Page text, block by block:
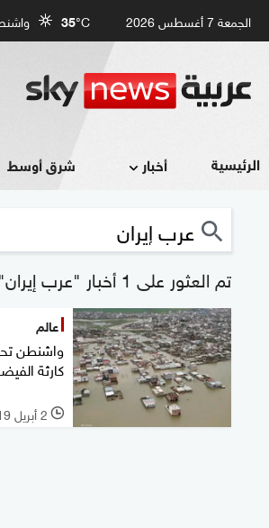
الجمعة 7 أغسطس 2026 35°C
الرئيسية أخبار شرق أوسط
تم العثور على 1 أخبار "عرب إيران"
عالم
واشنطن
كارثة
l 2 أبريل 2019